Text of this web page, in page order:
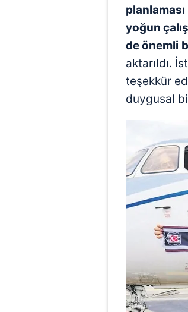
planlaması
yoğun
de önemli
aktarıldı.
teşekkür
duygusal